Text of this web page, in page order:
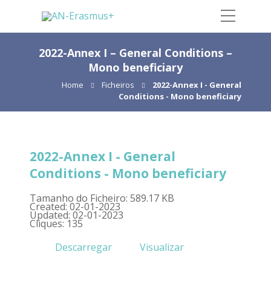
2022-Annex I – General Conditions –
Mono beneficiary
Home Ficheiros
2022-Annex I - General
Conditions - Mono beneficiary
2022-Annex I - General
Conditions - Mono beneficiary
Tamanho do Ficheiro: 589.17 KB
Created: 02-01-2023
Updated: 02-01-2023
Cliques: 135
Descarregar
Visualizar